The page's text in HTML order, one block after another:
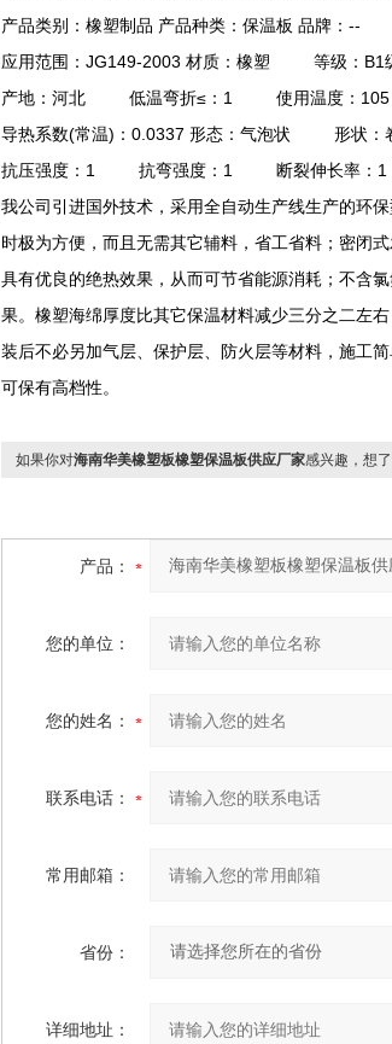
产品类别：橡塑制品 产品种类：保温板 品牌：--
应用范围：JG149-2003 材质：橡塑 等级：B1
产地：河北 低温弯折≤：1 使用温度：105
导热系数(常温)：0.0337 形态：气泡状 形状：
抗压强度：1 抗弯强度：1 断裂伸长率：1
我公司引进国外技术，采用全自动生产线生产的环
时极为方便，而且无需其它辅料，省工省料；密闭
具有优良的绝热效果，从而可节省能源消耗；不含
果。橡塑海绵厚度比其它保温材料减少三分之二左
装后不必另加气层、保护层、防火层等材料，施工
可保有高档性。
如果你对海南华美橡塑板橡塑保温板供应厂家感兴趣，想
产品：
您的单位：
您的姓名：
联系电话：
常用邮箱：
省份：
详细地址：